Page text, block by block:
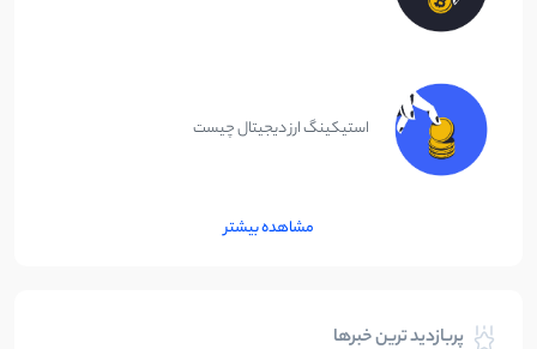
استیکینگ ارز دیجیتال چیست
مشاهده بیشتر
پربازدید ترین خبرها